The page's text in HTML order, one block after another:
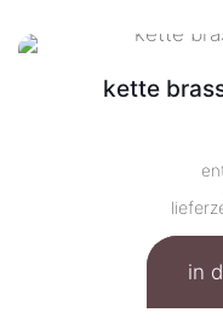
kette
in